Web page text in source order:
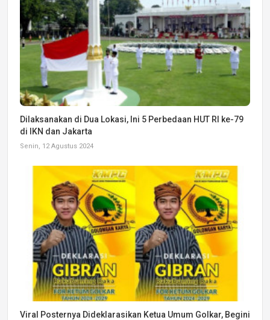
Dilaksanakan di Dua Lokasi, Ini 5 Perbedaan HUT RI ke-79
di IKN dan Jakarta
Senin, 12 Agustus 2024
Viral Posternya Dideklarasikan Ketua Umum Golkar, Begini